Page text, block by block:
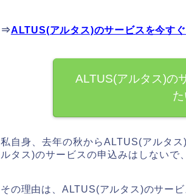
⇒ALTUS(アルタス)のサービスを今す
ALTUS(アルタス)の
私自身、去年の秋からALTUS(アルタ
ルタス)のサービスの申込みはしないで
その理由は、ALTUS(アルタス)のサー